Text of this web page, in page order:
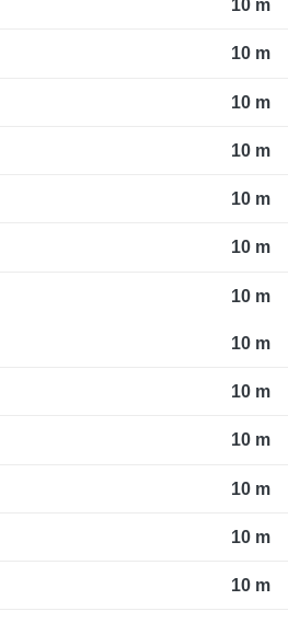
10 m
10 m
10 m
10 m
10 m
10 m
10 m
10 m
10 m
10 m
10 m
10 m
10 m